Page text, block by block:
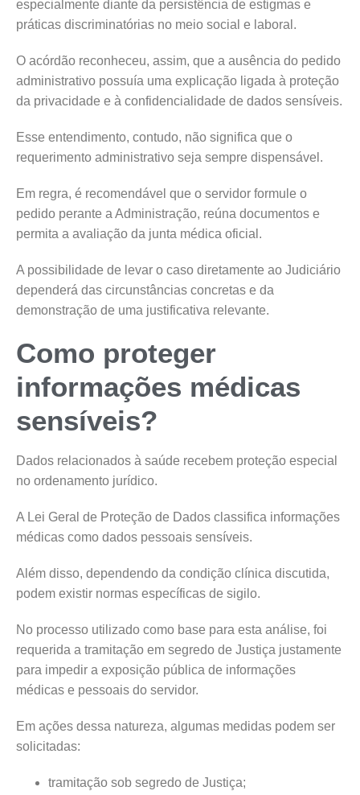
especialmente diante da persistência de estigmas e
práticas discriminatórias no meio social e laboral.
O acórdão reconheceu, assim, que a ausência do pedido
administrativo possuía uma explicação ligada à proteção
da privacidade e à confidencialidade de dados sensíveis.
Esse entendimento, contudo, não significa que o
requerimento administrativo seja sempre dispensável.
Em regra, é recomendável que o servidor formule o
pedido perante a Administração, reúna documentos e
permita a avaliação da junta médica oficial.
A possibilidade de levar o caso diretamente ao Judiciário
dependerá das circunstâncias concretas e da
demonstração de uma justificativa relevante.
Como proteger
informações médicas
sensíveis?
Dados relacionados à saúde recebem proteção especial
no ordenamento jurídico.
A Lei Geral de Proteção de Dados classifica informações
médicas como dados pessoais sensíveis.
Além disso, dependendo da condição clínica discutida,
podem existir normas específicas de sigilo.
No processo utilizado como base para esta análise, foi
requerida a tramitação em segredo de Justiça justamente
para impedir a exposição pública de informações
médicas e pessoais do servidor.
Em ações dessa natureza, algumas medidas podem ser
solicitadas:
tramitação sob segredo de Justiça;